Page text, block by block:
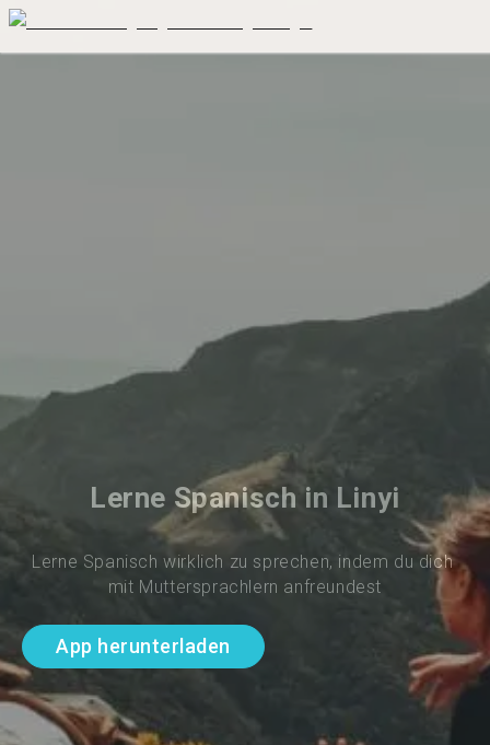
Lerne Spanisch in Linyi
Lerne Spanisch wirklich zu sprechen, indem du dich
mit Muttersprachlern anfreundest
App herunterladen